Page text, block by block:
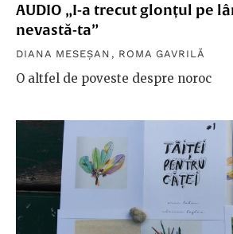
AUDIO „I-a trecut glonțul pe
nevastă-ta”
DIANA MESEȘAN , ROMA GAVRILĂ
O altfel de poveste despre noroc